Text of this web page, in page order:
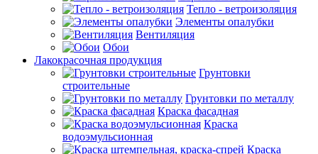
Тепло - ветроизоляция
Элементы опалубки
Вентиляция
Обои
Лакокрасочная продукция
Грунтовки
строительные
Грунтовки по металлу
Краска фасадная
Краска
водоэмульсионная
Краска